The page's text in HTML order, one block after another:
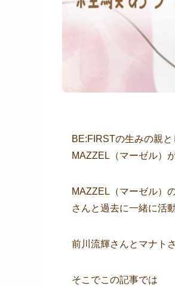
BE:FIRSTの生みの親
MAZZEL（マーゼル）
MAZZEL（マーゼル）
さんと過去に一緒に活
前川流輝さんとマナト
そこでこの記事では